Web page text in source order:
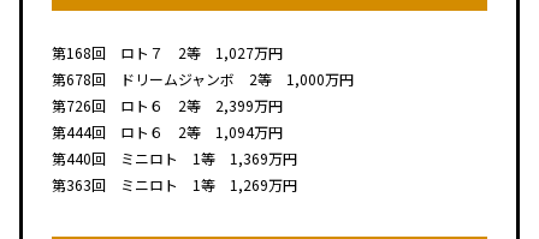
第168回 ロト７ 2等 1,027万円
第678回 ドリームジャンボ 2等 1,000万円
第726回 ロト６ 2等 2,399万円
第444回 ロト６ 2等 1,094万円
第440回 ミニロト 1等 1,369万円
第363回 ミニロト 1等 1,269万円